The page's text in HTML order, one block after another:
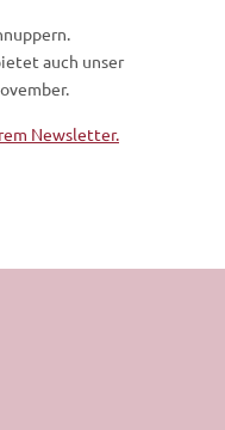
auch unser
Newsletter.